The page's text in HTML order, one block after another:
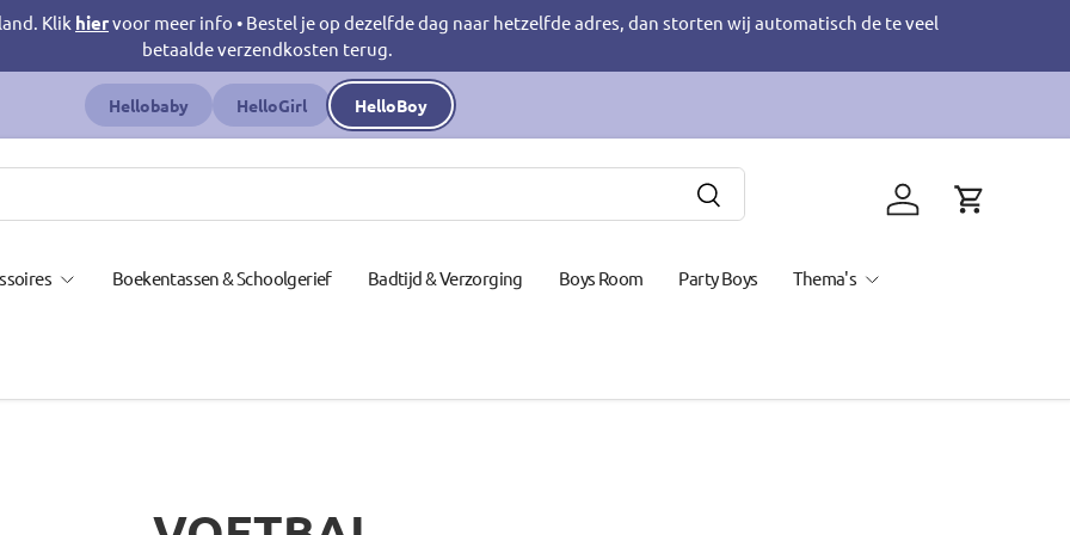
Klik hiervoor meer info • Bestel je op dezelfde dag naar hetzelfde adres, dan storten wij automatisch de te veel
betaalde verzendkosten terug.
Hellobaby HelloGirl HelloBoy
Zoeken
Inloggen
Boekentassen & Schoolgerief Badtijd & Verzorging Boys Room Party Boys Thema's